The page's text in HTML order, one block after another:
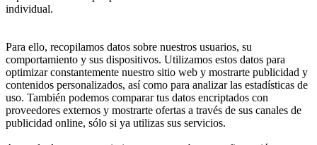
individual.
Para ello, recopilamos datos sobre nuestros usuarios, su
comportamiento y sus dispositivos. Utilizamos estos datos para
optimizar constantemente nuestro sitio web y mostrarte publicidad y
contenidos personalizados, así como para analizar las estadísticas de
uso. También podemos comparar tus datos encriptados con
proveedores externos y mostrarte ofertas a través de sus canales de
publicidad online, sólo si ya utilizas sus servicios.